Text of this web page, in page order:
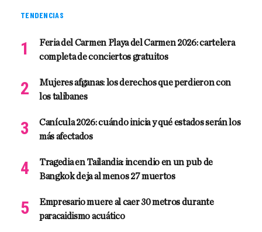
TENDENCIAS
Feria del Carmen Playa del Carmen 2026: cartelera
completa de conciertos gratuitos
Mujeres afganas: los derechos que perdieron con
los talibanes
Canícula 2026: cuándo inicia y qué estados serán los
más afectados
Tragedia en Tailandia: incendio en un pub de
Bangkok deja al menos 27 muertos
Empresario muere al caer 30 metros durante
paracaidismo acuático